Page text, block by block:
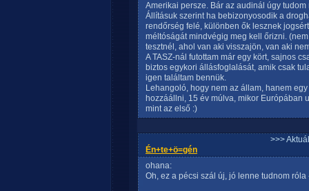
Amerikai persze. Bár az audinál úgy
Állításuk szerint ha bebizonyosodik a
rendőrség felé, különben ők lesznek
méltóságát mindvégig meg kell őrizni.
tesztnél, ahol van aki visszajön, van aki
A TASZ-nál futottam már egy kört, sajnos
biztos egykori állásfoglalását, amik csak
igen találtam bennük.
Lehangoló, hogy nem az állam, hanem
hozzáállni, 15 év múlva, mikor Európában
mint az első :)
>>>
Én+te+ö=gén
ohana:
Oh, ez a pécsi szál új, jó lenne tudnom